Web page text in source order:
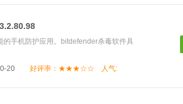
的手机防护应用。bitdefender杀毒软件具
20 好评率：★★★☆☆ 人气: